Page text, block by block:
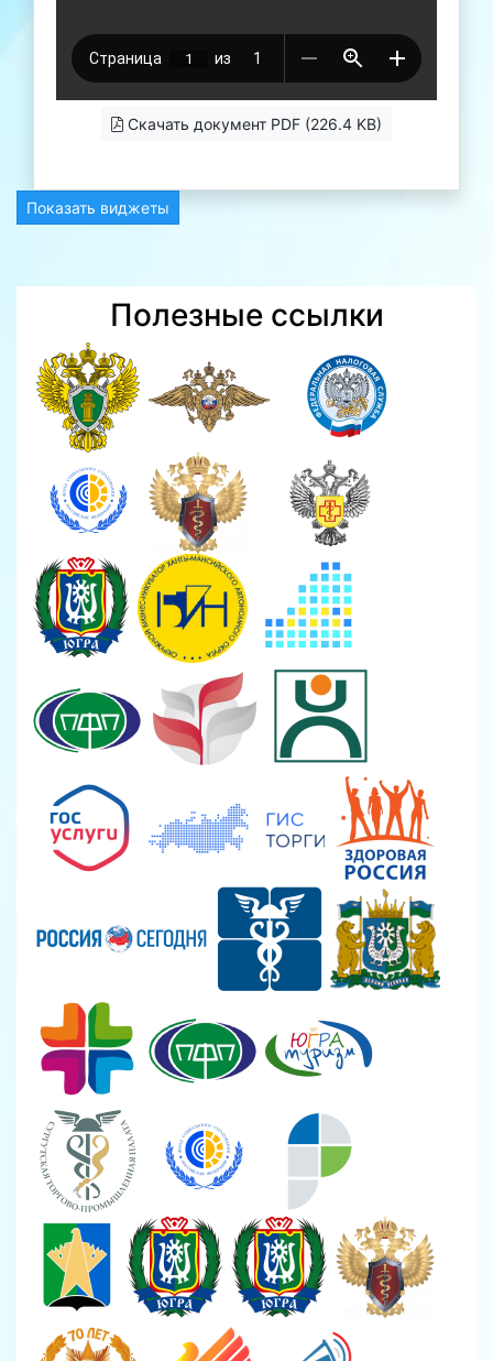
Скачать документ PDF (226.4 KB)
Показать виджеты
Полезные ссылки